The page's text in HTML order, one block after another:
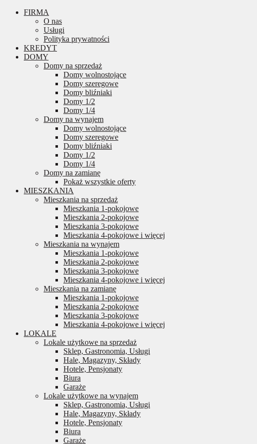
FIRMA
O nas
Usługi
Polityka prywatności
KREDYT
DOMY
Domy na sprzedaż
Domy wolnostojące
Domy szeregowe
Domy bliźniaki
Domy 1/2
Domy 1/4
Domy na wynajem
Domy wolnostojące
Domy szeregowe
Domy bliźniaki
Domy 1/2
Domy 1/4
Domy na zamianę
Pokaż wszystkie oferty
MIESZKANIA
Mieszkania na sprzedaż
Mieszkania 1-pokojowe
Mieszkania 2-pokojowe
Mieszkania 3-pokojowe
Mieszkania 4-pokojowe i więcej
Mieszkania na wynajem
Mieszkania 1-pokojowe
Mieszkania 2-pokojowe
Mieszkania 3-pokojowe
Mieszkania 4-pokojowe i więcej
Mieszkania na zamianę
Mieszkania 1-pokojowe
Mieszkania 2-pokojowe
Mieszkania 3-pokojowe
Mieszkania 4-pokojowe i więcej
LOKALE
Lokale użytkowe na sprzedaż
Sklep, Gastronomia, Usługi
Hale, Magazyny, Składy
Hotele, Pensjonaty
Biura
Garaże
Lokale użytkowe na wynajem
Sklep, Gastronomia, Usługi
Hale, Magazyny, Składy
Hotele, Pensjonaty
Biura
Garaże